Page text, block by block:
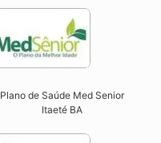
Plano de Saúde Med Senior
Itaeté BA